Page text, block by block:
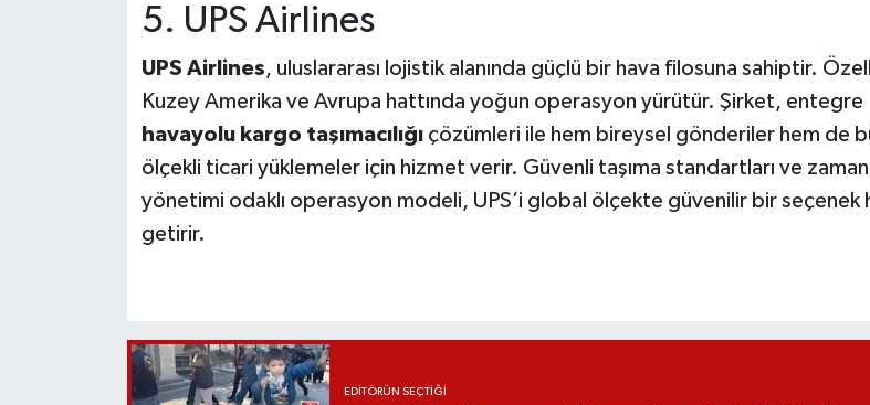
5. UPS Airlines
UPS Airlines, uluslararası lojistik alanında güçlü bir hava filosuna sahiptir.
Kuzey Amerika ve Avrupa hattında yoğun operasyon yürütür. Şirket, entegre
havayolu kargo taşımacılığıçözümleri ile hem bireysel gönderiler hem de
ölçekli ticari yüklemeler için hizmet verir. Güvenli taşıma standartları ve zaman
yönetimi odaklı operasyon modeli, UPS’i global ölçekte güvenilir bir seçenek
getirir.
EDITÖRÜN SEÇTIĞI